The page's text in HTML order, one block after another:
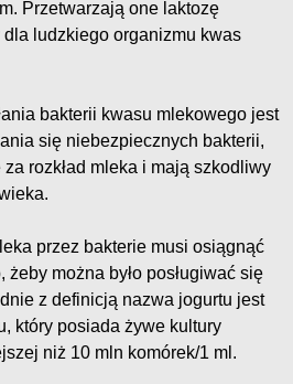
Przetwarzają one laktozę
ludzkiego organizmu kwas
bakterii kwasu mlekowego jest
się niebezpiecznych bakterii,
rozkład mleka i mają szkodliwy
przez bakterie musi osiągnąć
żeby można było posługiwać się
z definicją nazwa jogurtu jest
który posiada żywe kultury
niż 10 mln komórek/1 ml.